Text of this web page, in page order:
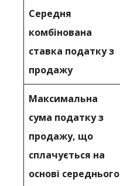
Середня
комбінована
ставка податку з
продажу
Максимальна
сума податку з
продажу, що
сплачується на
основі середнього